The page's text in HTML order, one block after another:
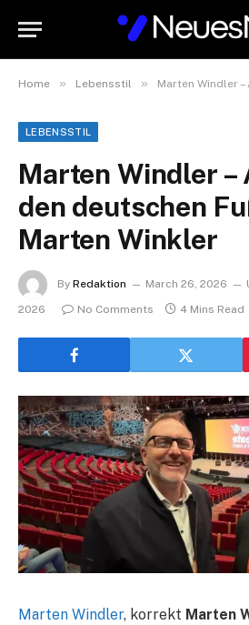
Home » Lebensstil » Marten Windler – Alles über
LEBENSSTIL
Marten Windler –
den deutschen
Marten Winkler
By Redaktion March 26, 2026
2026
No Comments 4 Mins Read
Marten Windler, korrekt Marten